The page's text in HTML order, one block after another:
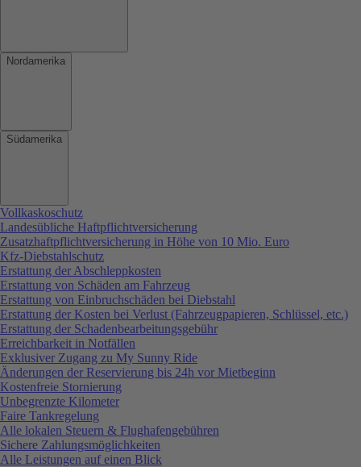
Nordamerika
Südamerika
Vollkaskoschutz
Landesübliche Haftpflichtversicherung
Zusatzhaftpflichtversicherung in Höhe von 10 Mio. Euro
Kfz-Diebstahlschutz
Erstattung der Abschleppkosten
Erstattung von Schäden am Fahrzeug
Erstattung von Einbruchschäden bei Diebstahl
Erstattung der Kosten bei Verlust (Fahrzeugpapieren, Schlüssel, etc.)
Erstattung der Schadenbearbeitungsgebühr
Erreichbarkeit in Notfällen
Exklusiver Zugang zu My Sunny Ride
Änderungen der Reservierung bis 24h vor Mietbeginn
Kostenfreie Stornierung
Unbegrenzte Kilometer
Faire Tankregelung
Alle lokalen Steuern & Flughafengebühren
Sichere Zahlungsmöglichkeiten
Alle Leistungen auf einen Blick